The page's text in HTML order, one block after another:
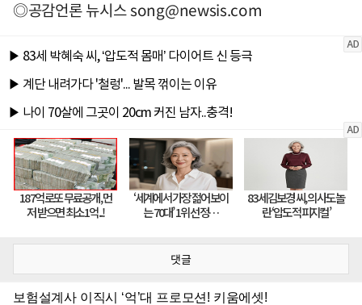
◎공감언론 뉴시스song@newsis.com
댓글